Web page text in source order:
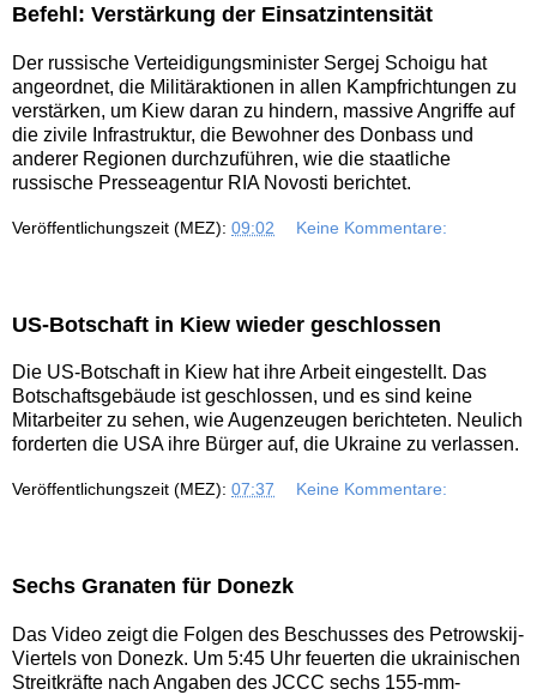
Befehl: Verstärkung der Einsatzintensität
Der russische Verteidigungsminister Sergej Schoigu hat
angeordnet, die Militäraktionen in allen Kampfrichtungen zu
verstärken, um Kiew daran zu hindern, massive Angriffe auf
die zivile Infrastruktur, die Bewohner des Donbass und
anderer Regionen durchzuführen, wie die staatliche
russische Presseagentur RIA Novosti berichtet.
Veröffentlichungszeit (MEZ): 09:02 Keine Kommentare:
US-Botschaft in Kiew wieder geschlossen
Die US-Botschaft in Kiew hat ihre Arbeit eingestellt. Das
Botschaftsgebäude ist geschlossen, und es sind keine
Mitarbeiter zu sehen, wie Augenzeugen berichteten. Neulich
forderten die USA ihre Bürger auf, die Ukraine zu verlassen.
Veröffentlichungszeit (MEZ): 07:37 Keine Kommentare:
Sechs Granaten für Donezk
Das Video zeigt die Folgen des Beschusses des Petrowskij-
Viertels von Donezk. Um 5:45 Uhr feuerten die ukrainischen
Streitkräfte nach Angaben des JCCC sechs 155-mm-